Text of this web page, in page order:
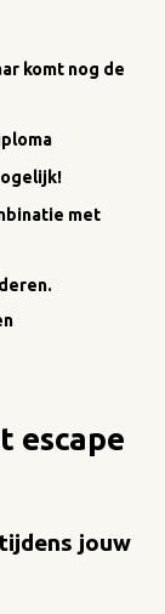
komt nog de
met
escape
jouw